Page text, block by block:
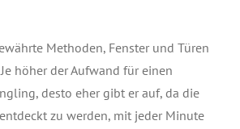
Methoden, Fenster und Türen
höher der Aufwand für einen
desto eher gibt er auf, da die
zu werden, mit jeder Minute